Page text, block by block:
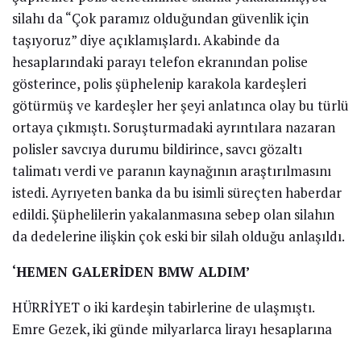
silahı da “Çok paramız olduğundan güvenlik için
taşıyoruz” diye açıklamışlardı. Akabinde da
hesaplarındaki parayı telefon ekranından polise
gösterince, polis şüphelenip karakola kardeşleri
götürmüş ve kardeşler her şeyi anlatınca olay bu türlü
ortaya çıkmıştı. Soruşturmadaki ayrıntılara nazaran
polisler savcıya durumu bildirince, savcı gözaltı
talimatı verdi ve paranın kaynağının araştırılmasını
istedi. Ayrıyeten banka da bu isimli süreçten haberdar
edildi. Şüphelilerin yakalanmasına sebep olan silahın
da dedelerine ilişkin çok eski bir silah olduğu anlaşıldı.
‘HEMEN GALERİDEN BMW ALDIM’
HÜRRİYET o iki kardeşin tabirlerine de ulaşmıştı.
Emre Gezek, iki günde milyarlarca lirayı hesaplarına